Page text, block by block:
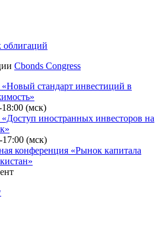
облигаций
Cbonds Congress
стандарт инвестиций в
18:00 (мск)
иностранных инвесторов на
17:00 (мск)
конференция «Рынок капитала